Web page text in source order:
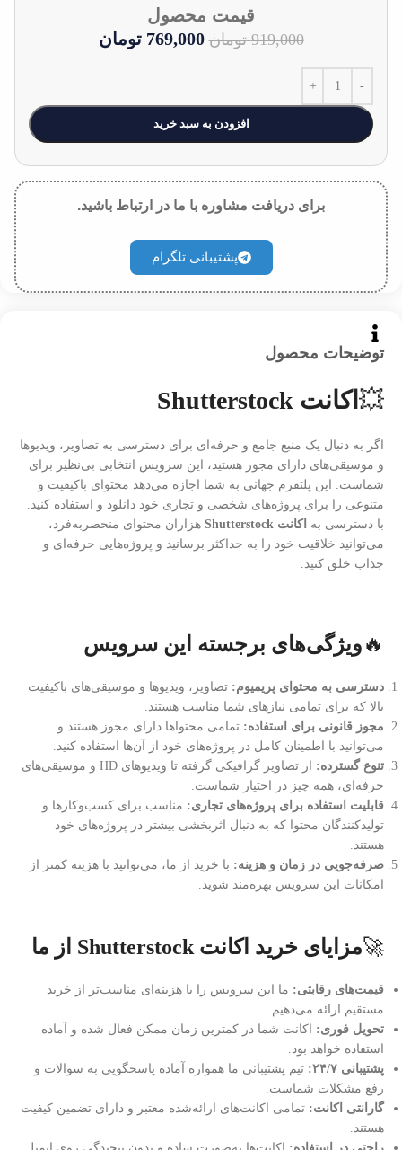
قیمت محصول
919,000 تومان 769,000 تومان
افزودن به سبد خرید
برای دریافت مشاوره با ما در ارتباط باشید.
پشتیبانی تلگرام
توضیحات محصول
💥اکانت Shutterstock
اگر به دنبال یک منبع جامع و حرفه‌ای برای دسترسی به تصاویر، ویدیوها
و موسیقی‌های دارای مجوز هستید، این سرویس انتخابی بی‌نظیر برای
شماست. این پلتفرم جهانی به شما اجازه می‌دهد محتوای باکیفیت و
متنوعی را برای پروژه‌های شخصی و تجاری خود دانلود و استفاده کنید.
با دسترسی به اکانت Shutterstock
هزاران محتوای منحصر‌به‌فرد،
می‌توانید خلاقیت خود را به حداکثر برسانید و پروژه‌هایی حرفه‌ای و
جذاب خلق کنید.
🔥ویژگی‌های برجسته این سرویس
دسترسی به محتوای پریمیوم: تصاویر، ویدیوها و موسیقی‌های باکیفیت
بالا که برای تمامی نیازهای شما مناسب هستند.
مجوز قانونی برای استفاده: تمامی محتواها دارای مجوز هستند و
می‌توانید با اطمینان کامل در پروژه‌های خود از آن‌ها استفاده کنید.
تنوع گسترده:
از تصاویر گرافیکی گرفته تا ویدیوهای HD و موسیقی‌های
حرفه‌ای، همه چیز در اختیار شماست.
قابلیت استفاده برای پروژه‌های تجاری: مناسب برای کسب‌وکارها و
تولیدکنندگان محتوا که به دنبال اثربخشی بیشتر در پروژه‌های خود
هستند.
صرفه‌جویی در زمان و هزینه: با خرید از ما، می‌توانید با هزینه کمتر از
امکانات این سرویس بهره‌مند شوید.
🚀مزایای خرید اکانت Shutterstock از ما
قیمت‌های رقابتی: ما این سرویس را با هزینه‌ای مناسب‌تر از خرید
مستقیم ارائه می‌دهیم.
تحویل فوری: اکانت شما در کمترین زمان ممکن فعال شده و آماده
استفاده خواهد بود.
پشتیبانی ۲۴/۷:
تیم پشتیبانی ما همواره آماده پاسخگویی به سوالات و
رفع مشکلات شماست.
گارانتی اکانت: تمامی اکانت‌های ارائه‌شده معتبر و دارای تضمین کیفیت
هستند.